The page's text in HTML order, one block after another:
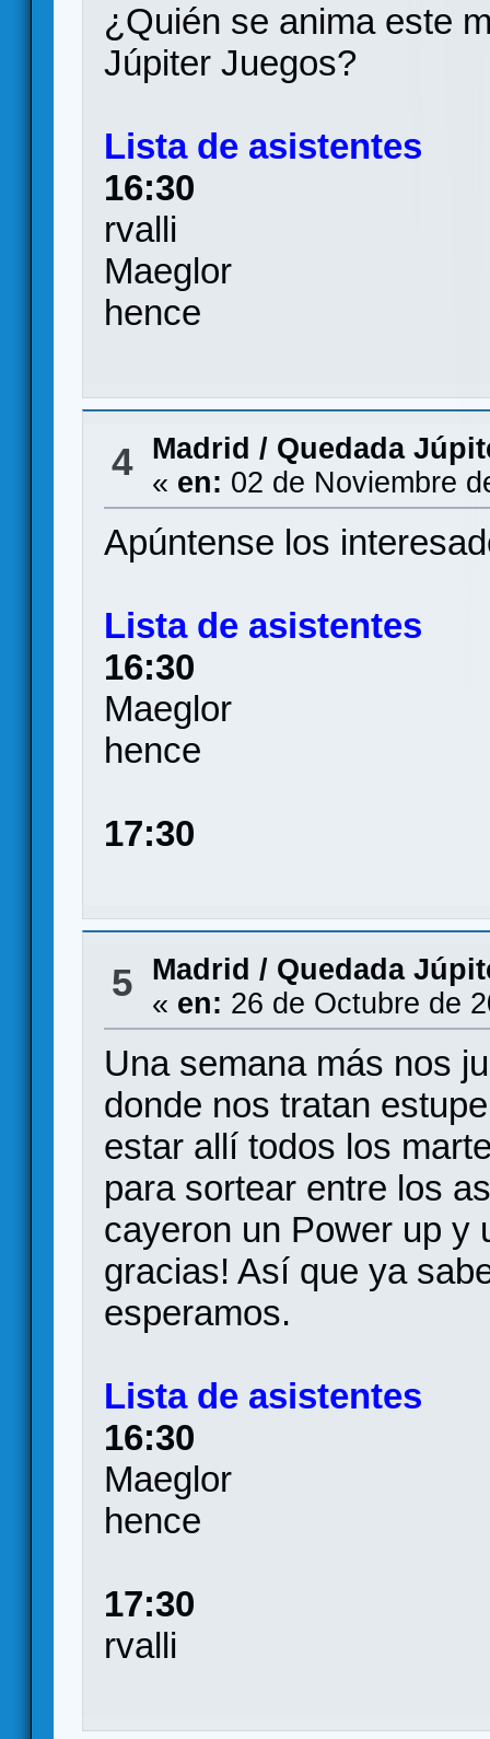
¿Quién se anima este
Júpiter Juegos?
Lista de asistentes
16:30
rvalli
Maeglor
hence
4 Madrid / Quedada
« en: 02 de Noviembre
Apúntense los
Lista de asistentes
16:30
Maeglor
hence
17:30
5 Madrid / Quedada
« en: 26 de Octubre de
Una semana más nos
donde nos tratan
estar allí todos los
para sortear entre los
cayeron un Power up y
gracias! Así que ya
esperamos.
Lista de asistentes
16:30
Maeglor
hence
17:30
rvalli